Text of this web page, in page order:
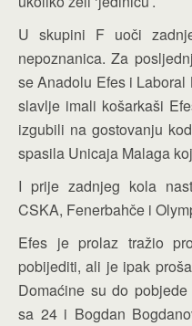
U skupini F uoči
nepoznanica. Za
se Anadolu Efes i
slavlje imali košarkaši
izgubili na gostovanju
spasila Unicaja Malaga
I prije zadnjeg kola
CSKA, Fenerbahče i
Efes je prolaz tražio
pobijediti, ali je ipak
Domaćine su do
sa 24 i Bogdan